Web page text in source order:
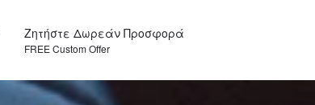
Ζητήστε Δωρεάν Προσφορά
FREE Custom Offer